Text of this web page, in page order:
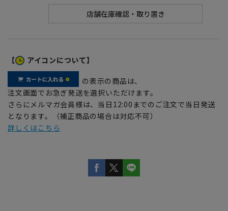
【 アイコンについて】
の表示の商品は、
注文画面でお急ぎ発送を選択いただけます。
さらにメルマガ会員様は、当日12:00までのご注文で当日発送
となります。（補正商品の場合は対応不可）
詳しくはこちら